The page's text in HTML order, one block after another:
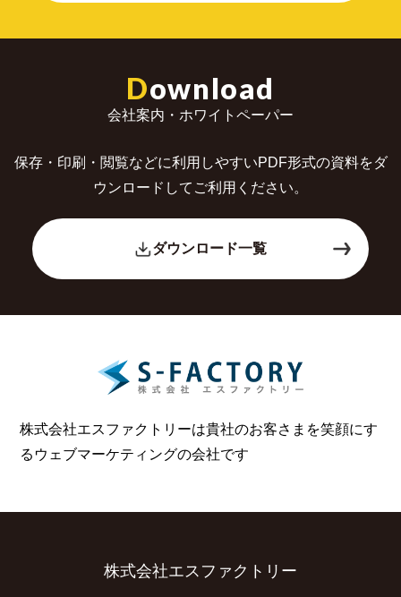
Download
会社案内・ホワイトペーパー
保存・印刷・閲覧などに利用しやすいPDF形式の資料をダ
ウンロードしてご利用ください。
ダウンロード一覧
株式会社エスファクトリーは貴社のお客さまを笑顔にす
る ウェブマーケティングの会社です
株式会社エスファクトリー